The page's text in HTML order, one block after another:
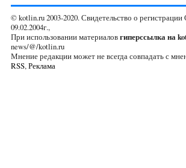
© kotlin.ru 2003-2020. Свидетельство о
09.02.2004г.,
При использовании материаловгиперссылка на
news/@/kotlin.ru
Мнение редакции может не всегда совпадать с
RSS,Реклама